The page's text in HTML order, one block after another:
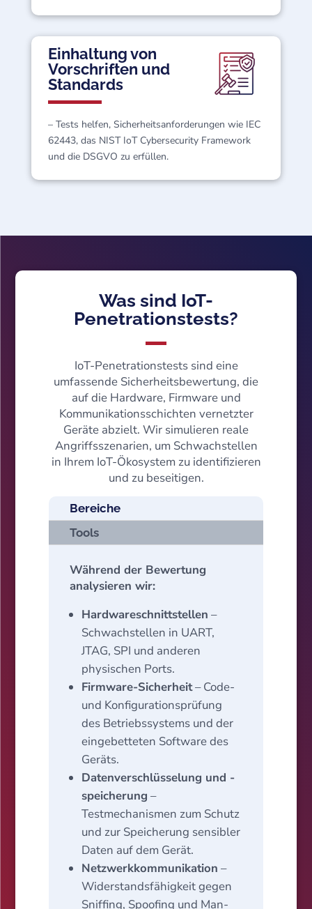
Einhaltung von
Vorschriften und
Standards
– Tests helfen, Sicherheitsanforderungen wie IEC
62443, das NIST IoT Cybersecurity Framework
und die DSGVO zu erfüllen.
Was sind IoT-
Penetrationstests?
IoT-Penetrationstests sind eine
umfassende Sicherheitsbewertung, die
auf die Hardware, Firmware und
Kommunikationsschichten vernetzter
Geräte abzielt. Wir simulieren reale
Angriffsszenarien, um Schwachstellen
in Ihrem IoT-Ökosystem zu identifizieren
und zu beseitigen.
Bereiche
Tools
Während der Bewertung
analysieren wir:
Hardwareschnittstellen –
Schwachstellen in UART,
JTAG, SPI und anderen
physischen Ports.
Firmware-Sicherheit– Code-
und Konfigurationsprüfung
des Betriebssystems und der
eingebetteten Software des
Geräts.
Datenverschlüsselung und -
speicherung –
Testmechanismen zum Schutz
und zur Speicherung sensibler
Daten auf dem Gerät.
Netzwerkkommunikation –
Widerstandsfähigkeit gegen
Sniffing, Spoofing und Man-